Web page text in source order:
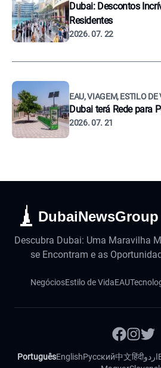
Dubai: Descontos
Residentes
2026. 07. 22
EAU, VIAGEM, ESTILO DE
Dubai terá Rede para
2026. 07. 21
DubaiNewsGroup
Descubra Dubai: Uma Maravilha
se Encontram e as
NegóciosEstilo de VidaEAU
PortuguêsEnglishРусский中文हिंदीاردو